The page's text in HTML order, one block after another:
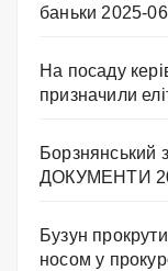
баньки 2025-
На посаду
призначили
Борзнянський
ДОКУМЕНТИ
Бузун
носом у